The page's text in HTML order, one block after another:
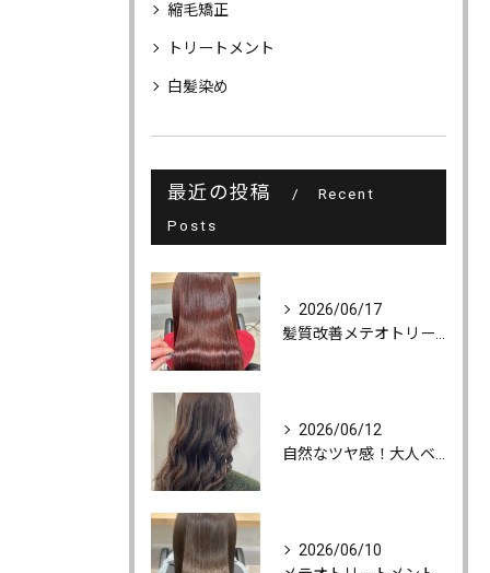
縮毛矯正
トリートメント
白髪染め
最近の投稿
Recent
Posts
2026/06/17
2026/06/12
2026/06/10